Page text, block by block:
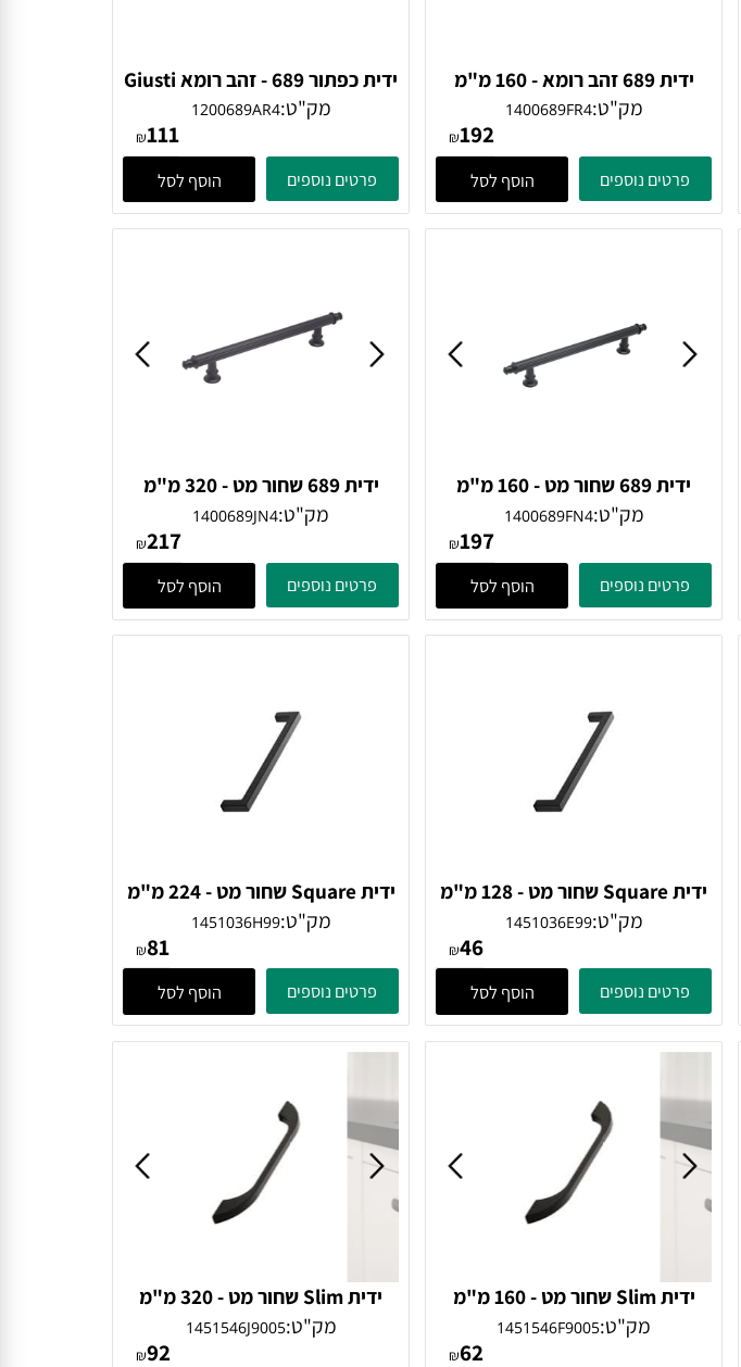
ידית 689 זהב רומא - 160 מ"מ
Giustiמק"ט:1400689FR4
₪192
מק"ט:1200689AR4
₪111
ידית 689 שחור מט - 160 מ"מ
Giustiמק"ט: 1400689FN4
₪197
ידית 689 שחור מט - 320 מ"מ
Giustiמק"ט: 1400689JN4
₪217
ידית Square שחור מט - 128 מ"מ
Furnipartמק"ט:1451036E99
46
פרטים נוספים
ידית Square שחור מט - 224 מ"מ
Furnipartמק"ט:1451036H99
81
פרטים נוספים